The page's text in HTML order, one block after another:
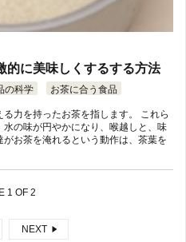
的に美味しくするする方法
の科学 お茶に合う食品
力を持ったお茶を指します。 これら
の味が円やかになり、喉越しと、味
お茶を淹れるという動作は、茶葉を
1 OF 2
NEXT